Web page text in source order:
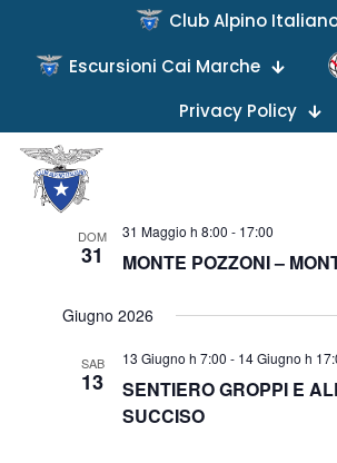
Club Alpino
Escursioni Cai Marche
Privacy Policy
31/05/2026 - 03/09/2026
Seleziona
la
data.
Maggio 2026
DOM
31
31 Maggio h 8:00 - 17:00
MONTE POZZONI –
Giugno 2026
SAB
13
13 Giugno h 7:00 - 14 Giugno h
SENTIERO GROPPI E
SUCCISO